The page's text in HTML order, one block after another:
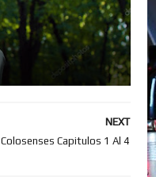
NEXT
Colosenses Capitulos 1 Al 4